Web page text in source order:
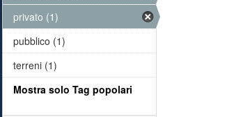
privato (1)
pubblico (1)
terreni (1)
Mostra solo Tag popolari